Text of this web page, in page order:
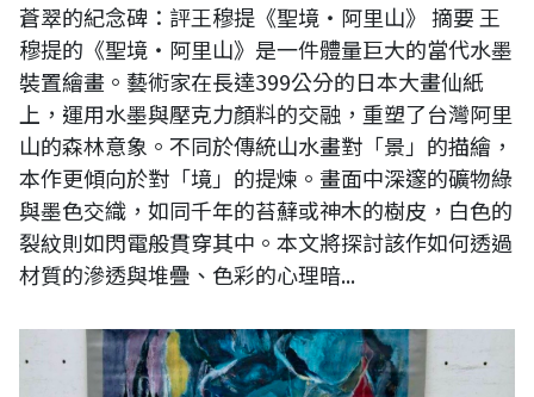
蒼翠的紀念碑：評王穆提《聖境・阿里山》 摘要 王
穆提的《聖境・阿里山》是一件體量巨大的當代水墨
裝置繪畫。藝術家在長達399公分的日本大畫仙紙
上，運用水墨與壓克力顏料的交融，重塑了台灣阿里
山的森林意象。不同於傳統山水畫對「景」的描繪，
本作更傾向於對「境」的提煉。畫面中深邃的礦物綠
與墨色交織，如同千年的苔蘚或神木的樹皮，白色的
裂紋則如閃電般貫穿其中。本文將探討該作如何透過
材質的滲透與堆疊、色彩的心理暗...